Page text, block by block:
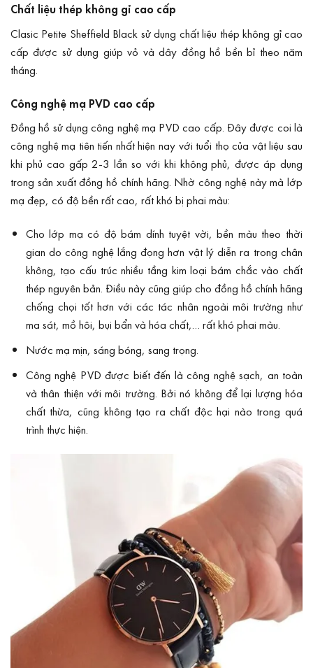
Chất liệu thép không gỉ cao cấp
Clasic Petite Sheffield Black sử dụng chất liệu thép không gỉ cao
cấp được sử dụng giúp vỏ và dây đồng hồ bền bỉ theo năm
tháng.
Công nghệ mạ PVD cao cấp
Đồng hồ sử dụng công nghệ mạ PVD cao cấp. Đây được coi là
công nghệ mạ tiên tiến nhất hiện nay với tuổi thọ của vật liệu sau
khi phủ cao gấp 2-3 lần so với khi không phủ, được áp dụng
trong sản xuất đồng hồ chính hãng. Nhờ công nghệ này mà lớp
mạ đẹp, có độ bền rất cao, rất khó bị phai màu:
Cho lớp mạ có độ bám dính tuyệt vời, bền màu theo thời
gian do công nghệ lắng đọng hơn vật lý diễn ra trong chân
không, tạo cấu trúc nhiều tầng kim loại bám chắc vào chất
thép nguyên bản. Điều này cũng giúp cho đồng hồ chính hãng
chống chọi tốt hơn với các tác nhân ngoài môi trường như
ma sát, mồ hôi, bụi bẩn và hóa chất,… rất khó phai màu.
Nước mạ mịn, sáng bóng, sang trọng.
Công nghệ PVD được biết đến là công nghệ sạch, an toàn
và thân thiện với môi trường. Bởi nó không để lại lượng hóa
chất thừa, cũng không tạo ra chất độc hại nào trong quá
trình thực hiện.